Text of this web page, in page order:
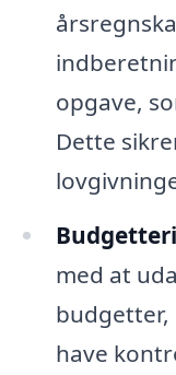
opgave,
Dette
med at
have